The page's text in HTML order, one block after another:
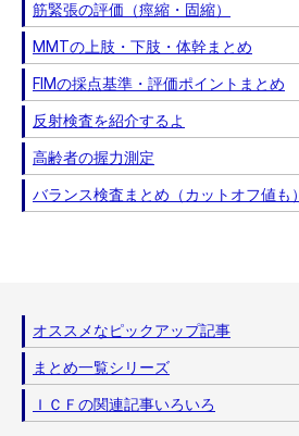
筋緊張の評価（痙縮・固縮）
MMTの上肢・下肢・体幹まとめ
FIMの採点基準・評価ポイントまとめ
反射検査を紹介するよ
高齢者の握力測定
バランス検査まとめ（カットオフ値も）
オススメなピックアップ記事
まとめ一覧シリーズ
ＩＣＦの関連記事いろいろ